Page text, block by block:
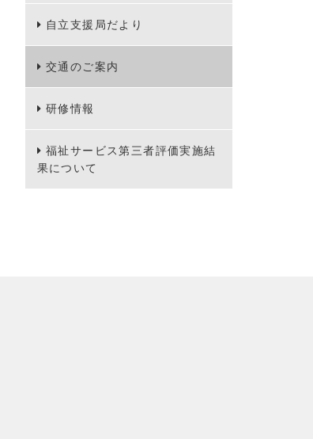
自立支援局だより
交通のご案内
研修情報
福祉サービス第三者評価実施結
果について